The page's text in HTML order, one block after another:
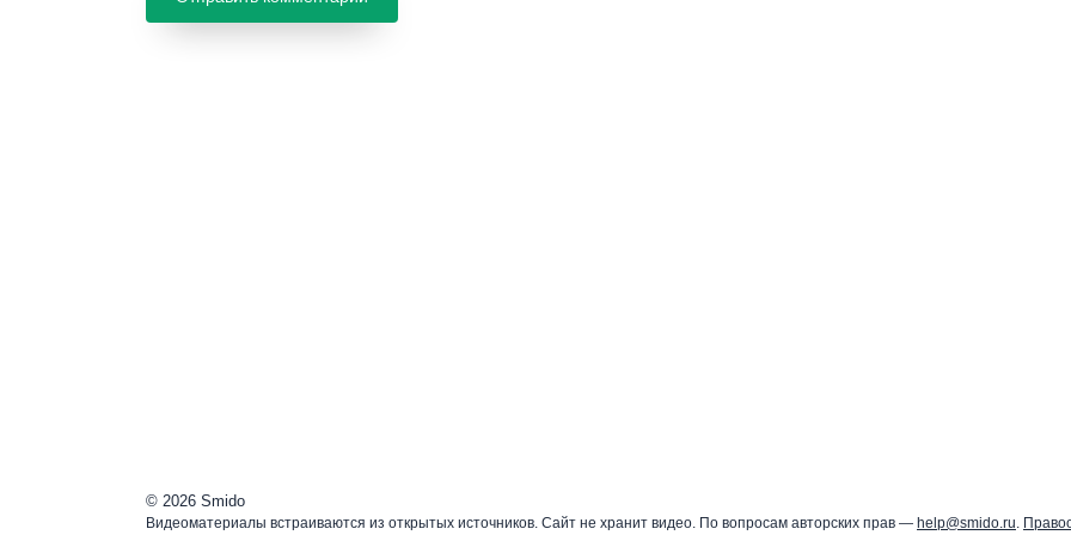
© 2026 Smido
Видеоматериалы встраиваются из открытых источников. Сайт не хранит видео. По вопросам авторских прав — help@smido.ru.